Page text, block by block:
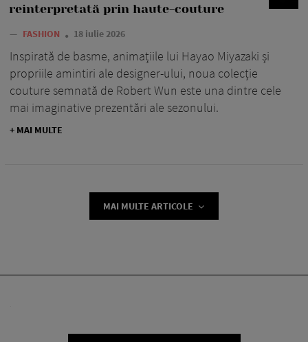
reinterpretată prin haute-couture
— FASHION 18 iulie 2026
Inspirată de basme, animațiile lui Hayao Miyazaki și
propriile amintiri ale designer-ului, noua colecție
couture semnată de Robert Wun este una dintre cele
mai imaginative prezentări ale sezonului.
+ MAI MULTE
MAI MULTE ARTICOLE